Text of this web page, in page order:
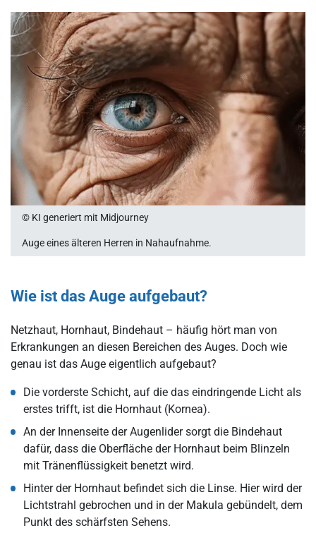
© KI generiert mit Midjourney
Auge eines älteren Herren in Nahaufnahme.
Wie ist das Auge aufgebaut?
Netzhaut, Hornhaut, Bindehaut – häufig hört man von
Erkrankungen an diesen Bereichen des Auges. Doch wie
genau ist das Auge eigentlich aufgebaut?
Die vorderste Schicht, auf die das eindringende Licht als
erstes trifft, ist die Hornhaut (Kornea).
An der Innenseite der Augenlider sorgt die Bindehaut
dafür, dass die Oberfläche der Hornhaut beim Blinzeln
mit Tränenflüssigkeit benetzt wird.
Hinter der Hornhaut befindet sich die Linse. Hier wird der
Lichtstrahl gebrochen und in der Makula gebündelt, dem
Punkt des schärfsten Sehens.